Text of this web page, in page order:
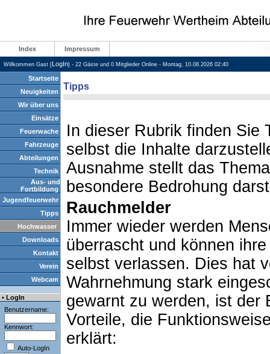
Index Impressum
Willkommen Gast [LogIn] - 22 Gäste und 0 Mitglieder Online - Montag, 10.08.2026 02:40
Startseite
Neuigkeiten
Wir über uns
Einsätze
Feuerwache
Fahrzeuge
Abteilungen
Technik
Aus- und
Fortbildung
Jugendfeuerwehr
Tipps
Hochwasser
Downloads
Kontakt
Verein
Webcam
• LogIn
Benutzername:
Kennwort:
Auto-LogIn
Tipps
In dieser Rubrik finden Sie
selbst die Inhalte
Ausnahme stellt das
besondere Bedrohung
Rauchmelder
Immer wieder werden
überrascht und können
selbst verlassen. Dies hat
Wahrnehmung stark
gewarnt zu werden, ist der
Vorteile, die
erklärt: